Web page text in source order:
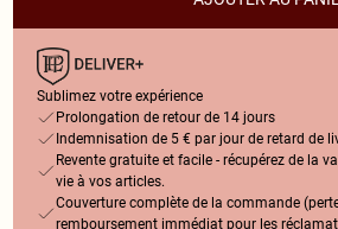
Sublimez votre expérience
Prolongation de retour de 14 jours
Indemnisation de 5 € par jour de retard de
Revente gratuite et facile - récupérez de la
vie à vos articles.
Couverture complète de la commande
remboursement immédiat pour les